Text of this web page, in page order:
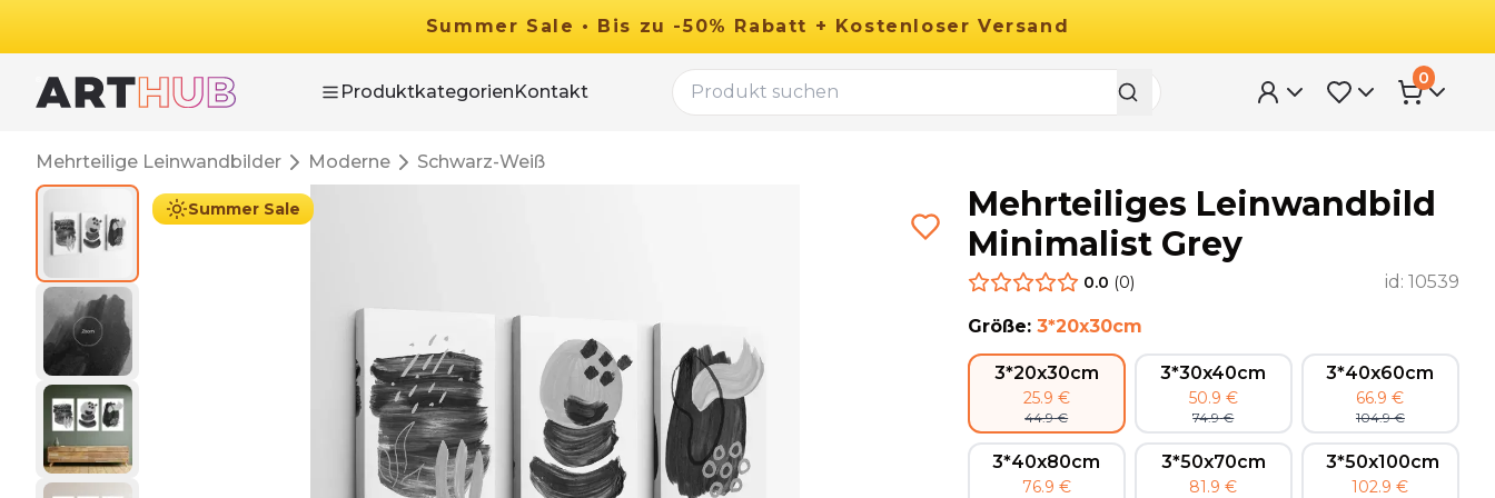
Summer Sale • Bis zu -50% Rabatt + Kostenloser Versand
ProduktkategorienKontakt
0
Mehrteilige Leinwandbilder Moderne Schwarz-Weiß
Summer Sale
Mehrteiliges Leinwandbild
Minimalist Grey
0.0 (0) id: 10539
Größe: 3*20x30cm
3*20x30cm
25.9 €
44.9 €
3*30x40cm
50.9 €
74.9 €
3*40x60cm
66.9 €
104.9 €
3*40x80cm
76.9 €
3*50x70cm
81.9 €
3*50x100cm
102.9 €